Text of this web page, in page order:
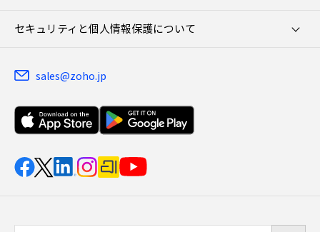
セキュリティと個人情報保護について
sales@zoho.jp